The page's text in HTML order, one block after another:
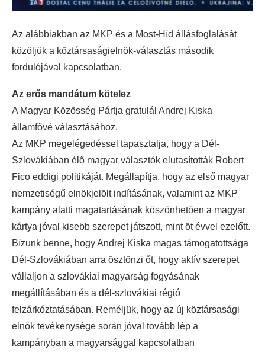
Az alábbiakban az MKP és a Most-Híd állásfoglalását
közöljük a köztársaságielnök-választás második
fordulójával kapcsolatban.
Az erős mandátum kötelez
A Magyar Közösség Pártja gratulál Andrej Kiska
államfővé választásához.
Az MKP megelégedéssel tapasztalja, hogy a Dél-
Szlovákiában élő magyar választók elutasították Robert
Fico eddigi politikáját. Megállapítja, hogy az első magyar
nemzetiségű elnökjelölt indításának, valamint az MKP
kampány alatti magatartásának köszönhetően a magyar
kártya jóval kisebb szerepet játszott, mint öt évvel ezelőtt.
Bízunk benne, hogy Andrej Kiska magas támogatottsága
Dél-Szlovákiában arra ösztönzi őt, hogy aktív szerepet
vállaljon a szlovákiai magyarság fogyásának
megállításában és a dél-szlovákiai régió
felzárkóztatásában. Reméljük, hogy az új köztársasági
elnök tevékenysége során jóval tovább lép a
kampányban a magyarsággal kapcsolatban